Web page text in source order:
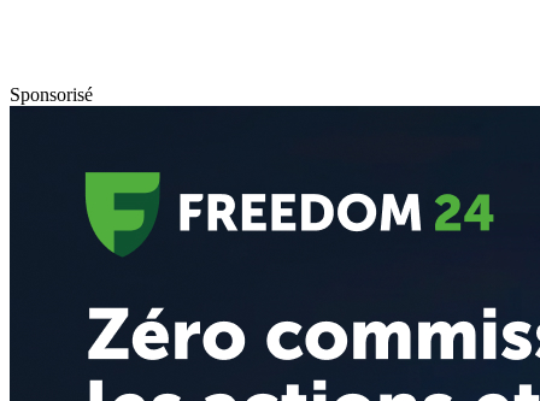
Sponsorisé